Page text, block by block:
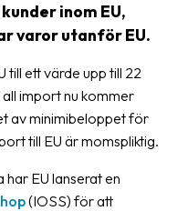
inom EU,
varor utanför EU.
till ett värde upp till 22
import nu kommer
av minimibeloppet för
till EU är momspliktig.
EU lanserat en
(IOSS) för att